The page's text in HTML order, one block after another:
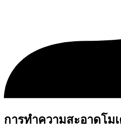
การทำความสะอาดโม